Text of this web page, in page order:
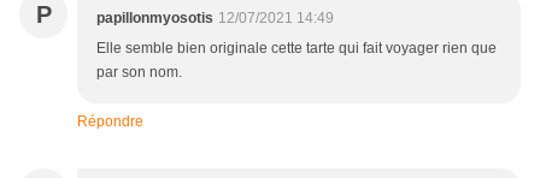
P papillonmyosotis 12/07/2021 14:49
Elle semble bien originale cette tarte qui fait voyager rien que
par son nom.
Répondre